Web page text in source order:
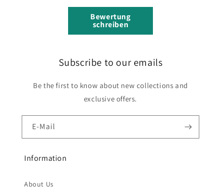
Bewertung
schreiben
Subscribe to our emails
Be the first to know about new collections and
exclusive offers.
E-Mail
Information
About Us